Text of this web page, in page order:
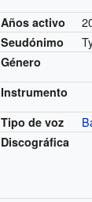
Años activo
Seudónimo
Género
Instrumento
Tipo de voz
Discográfica